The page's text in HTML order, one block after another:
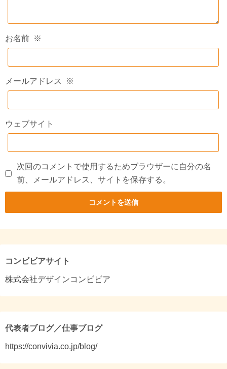
お名前 ※
メールアドレス ※
ウェブサイト
次回のコメントで使用するためブラウザーに自分の名
前、メールアドレス、サイトを保存する。
コンビビアサイト
株式会社デザインコンビビア
代表者ブログ／仕事ブログ
https://convivia.co.jp/blog/